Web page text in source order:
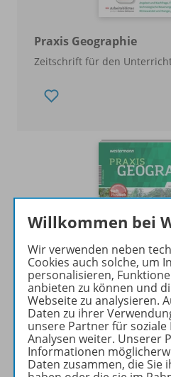
Praxis Geographie
Zeitschrift für den Unterricht
Praxis Geographie
Zeitschrift für den
Willkommen bei
Wir verwenden neben
Cookies auch solche, um
personalisieren,
anbieten zu können und
Webseite zu analysieren.
Daten zu ihrer
unsere Partner für
Analysen weiter. Unserer
Informationen
Daten zusammen, die Sie